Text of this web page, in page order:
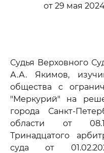
от 29 мая
Судья Верховного
А.А. Якимов,
общества с
"Меркурий" на
города Санкт-
области от
Тринадцатого
суда от